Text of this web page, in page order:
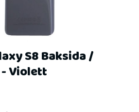
S8 Baksida /
Violett